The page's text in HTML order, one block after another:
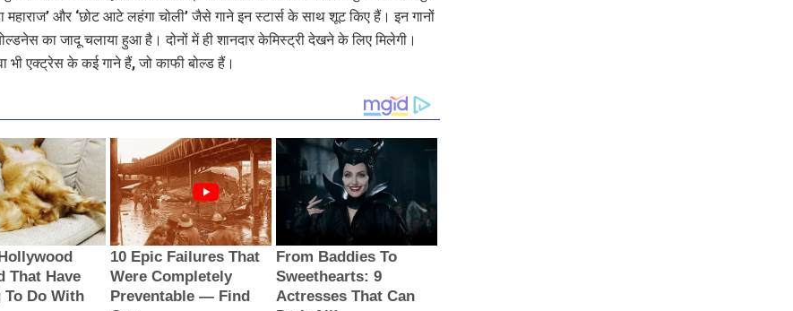
महाराज’ और ‘छोट आटे लहंगा चोली’ जैसे गाने इन स्टार्स के साथ शूट किए हैं। इन गानों
का जादू चलाया हुआ है। दोनों में ही शानदार केमिस्ट्री देखने के लिए मिलेगी।
भी एक्ट्रेस के कई गाने हैं, जो काफी बोल्ड हैं।